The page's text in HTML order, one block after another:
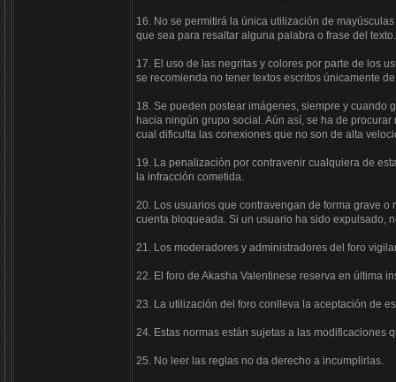
16. No se permitirá la única utilización de
que sea para resaltar alguna palabra o frase del texto.
17. El uso de las negritas y colores por parte de los
se recomienda no tener textos escritos únicamente
18. Se pueden postear imágenes, siempre y cuando
hacia ningún grupo social. Aún así, se ha de
cual dificulta las conexiones que no son de alta
19. La penalización por contravenir cualquiera de
la infracción cometida.
20. Los usuarios que contravengan de forma grave
cuenta bloqueada. Si un usuario ha sido expulsado,
21. Los moderadores y administradores del foro
22. El foro de Akasha Valentinese reserva en última
23. La utilización del foro conlleva la aceptación de
24. Estas normas están sujetas a las modificaciones
25. No leer las reglas no da derecho a incumplirlas.